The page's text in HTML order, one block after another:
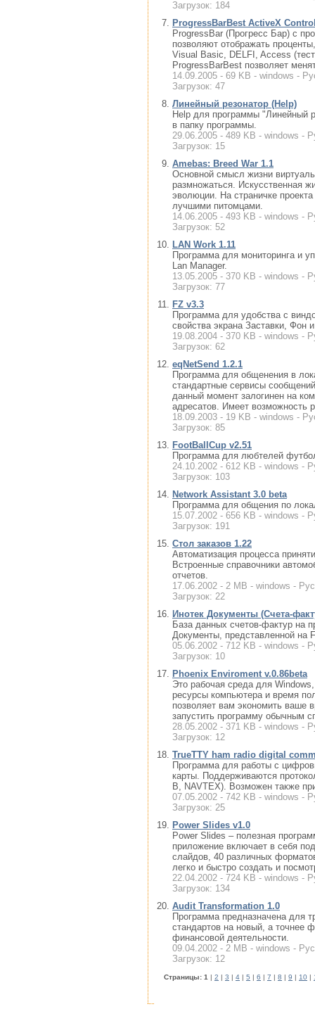
Загрузок: 184
ProgressBarBest ActiveX
ProgressBar (Прогресс Бар) с
позволяют отображать
Visual Basic, DELFI, Access
ProgressBarBest позволяет
14.09.2005 - 69 KB - windows -
Загрузок: 47
Линейный резонатор (Help)
Help для программы "Линейный
в папку программы.
29.06.2005 - 489 KB - windows -
Загрузок: 15
Amebas: Breed War 1.1
Основной смысл жизни
размножаться. Искусственная
эволюции. На страничке
лучшими питомцами.
14.06.2005 - 493 KB - windows -
Загрузок: 52
LAN Work 1.11
Программа для мониторинга и
Lan Manager.
13.05.2005 - 370 KB - windows -
Загрузок: 77
FZ v3.3
Программа для удобства с
свойства экрана Заставки, Фон
19.08.2004 - 370 KB - windows -
Загрузок: 62
eqNetSend 1.2.1
Программа для общенения в
стандартные сервисы
данный момент залогинен на
адресатов. Имеет возможность
18.09.2003 - 19 KB - windows -
Загрузок: 85
FootBallCup v2.51
Программа для любтелей
24.10.2002 - 612 KB - windows -
Загрузок: 103
Network Assistant 3.0 beta
Программа для общения по
15.07.2002 - 656 KB - windows -
Загрузок: 191
Стол заказов 1.22
Автоматизация процесса
Встроенные справочники
отчетов.
17.06.2002 - 2 MB - windows -
Загрузок: 22
Инотек Документы (Счета-
База данных счетов-фактур на
Документы, представленной на
05.06.2002 - 712 KB - windows -
Загрузок: 10
Phoenix Enviroment v.0.86beta
Это рабочая среда для
ресурсы компьютера и время
позволяет вам экономить ваше
запустить программу обычным
28.05.2002 - 371 KB - windows -
Загрузок: 12
TrueTTY ham radio digital
Программа для работы с
карты. Поддерживаются
B, NAVTEX). Возможен также
07.05.2002 - 742 KB - windows -
Загрузок: 25
Power Slides v1.0
Power Slides – полезная
приложение включает в себя
слайдов, 40 различных
легко и быстро создать и
22.04.2002 - 724 KB - windows -
Загрузок: 134
Audit Transformation 1.0
Программа предназначена для
стандартов на новый, а точнее
финансовой деятельности.
09.04.2002 - 2 MB - windows -
Загрузок: 12
Cтраницы: 1 2 3 4 5 6 7 8 9 10